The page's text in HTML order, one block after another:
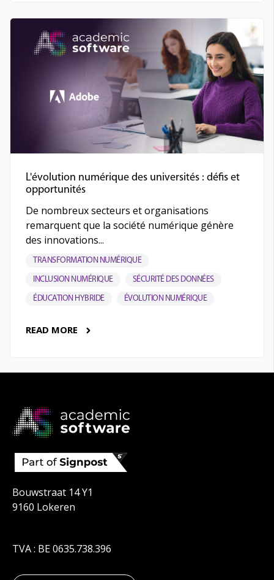
L'évolution numérique des universités : défis et
opportunités
De nombreux secteurs et organisations
remarquent que la société numérique génère
des innovations...
TRANSFORMATION NUMÉRIQUE
INCLUSION NUMÉRIQUE SÉCURITÉ DES DONNÉES
ÉDUCATION HYBRIDE ÉVOLUTION NUMÉRIQUE
READ MORE
Bouwstraat 14 Y1
9160 Lokeren
TVA : BE 0635.738.396